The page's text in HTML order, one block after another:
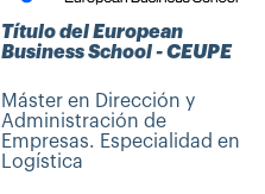
Título del European
Business School - CEUPE
Máster en Dirección y
Administración de
Empresas. Especialidad en
Logística